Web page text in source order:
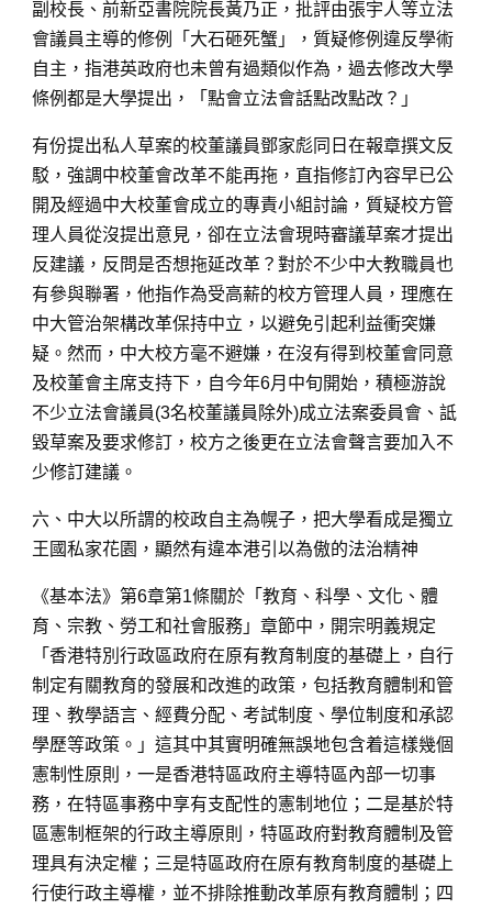
副校長、前新亞書院院長黃乃正，批評由張宇人等立法
會議員主導的修例「大石砸死蟹」，質疑修例違反學術
自主，指港英政府也未曾有過類似作為，過去修改大學
條例都是大學提出，「點會立法會話點改點改？」
有份提出私人草案的校董議員鄧家彪同日在報章撰文反
駁，強調中校董會改革不能再拖，直指修訂內容早已公
開及經過中大校董會成立的專責小組討論，質疑校方管
理人員從沒提出意見，卻在立法會現時審議草案才提出
反建議，反問是否想拖延改革？對於不少中大教職員也
有參與聯署，他指作為受高薪的校方管理人員，理應在
中大管治架構改革保持中立，以避免引起利益衝突嫌
疑。然而，中大校方毫不避嫌，在沒有得到校董會同意
及校董會主席支持下，自今年6月中旬開始，積極游說
不少立法會議員(3名校董議員除外)成立法案委員會、詆
毀草案及要求修訂，校方之後更在立法會聲言要加入不
少修訂建議。
六、中大以所謂的校政自主為幌子，把大學看成是獨立
王國私家花園，顯然有違本港引以為傲的法治精神
《基本法》第6章第1條關於「教育、科學、文化、體
育、宗教、勞工和社會服務」章節中，開宗明義規定
「香港特別行政區政府在原有教育制度的基礎上，自行
制定有關教育的發展和改進的政策，包括教育體制和管
理、教學語言、經費分配、考試制度、學位制度和承認
學歷等政策。」這其中其實明確無誤地包含着這樣幾個
憲制性原則，一是香港特區政府主導特區內部一切事
務，在特區事務中享有支配性的憲制地位；二是基於特
區憲制框架的行政主導原則，特區政府對教育體制及管
理具有決定權；三是特區政府在原有教育制度的基礎上
行使行政主導權，並不排除推動改革原有教育體制；四